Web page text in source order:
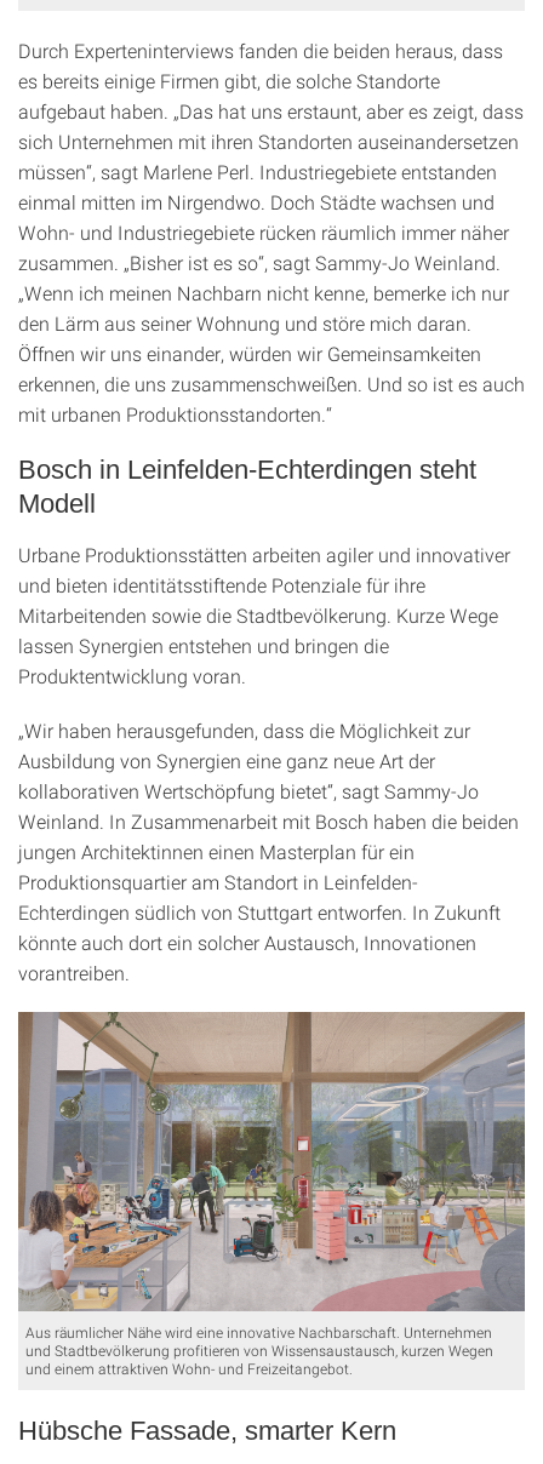
Durch Experteninterviews fanden die beiden heraus, dass
es bereits einige Firmen gibt, die solche Standorte
aufgebaut haben. „Das hat uns erstaunt, aber es zeigt, dass
sich Unternehmen mit ihren Standorten auseinandersetzen
müssen“, sagt Marlene Perl. Industriegebiete entstanden
einmal mitten im Nirgendwo. Doch Städte wachsen und
Wohn- und Industriegebiete rücken räumlich immer näher
zusammen. „Bisher ist es so“, sagt Sammy-Jo Weinland.
„Wenn ich meinen Nachbarn nicht kenne, bemerke ich nur
den Lärm aus seiner Wohnung und störe mich daran.
Öffnen wir uns einander, würden wir Gemeinsamkeiten
erkennen, die uns zusammenschweißen. Und so ist es auch
mit urbanen Produktionsstandorten.“
Bosch in Leinfelden-Echterdingen steht
Modell
Urbane Produktionsstätten arbeiten agiler und innovativer
und bieten identitätsstiftende Potenziale für ihre
Mitarbeitenden sowie die Stadtbevölkerung. Kurze Wege
lassen Synergien entstehen und bringen die
Produktentwicklung voran.
„Wir haben herausgefunden, dass die Möglichkeit zur
Ausbildung von Synergien eine ganz neue Art der
kollaborativen Wertschöpfung bietet“, sagt Sammy-Jo
Weinland. In Zusammenarbeit mit Bosch haben die beiden
jungen Architektinnen einen Masterplan für ein
Produktionsquartier am Standort in Leinfelden-
Echterdingen südlich von Stuttgart entworfen. In Zukunft
könnte auch dort ein solcher Austausch, Innovationen
vorantreiben.
Aus räumlicher Nähe wird eine innovative Nachbarschaft. Unternehmen
und Stadtbevölkerung profitieren von Wissensaustausch, kurzen Wegen
und einem attraktiven Wohn- und Freizeitangebot.
Hübsche Fassade, smarter Kern